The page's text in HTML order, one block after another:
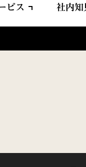
ビス 社内